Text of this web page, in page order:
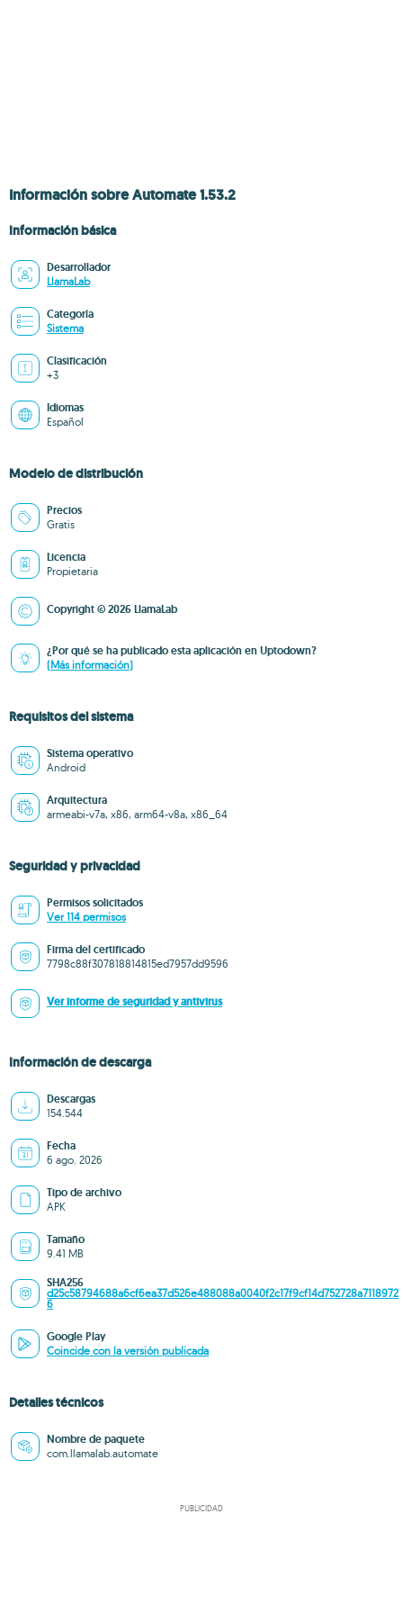
Información sobre Automate 1.53.2
Información básica
Desarrollador
LlamaLab
Categoría
Sistema
Clasificación
+3
Idiomas
Español
Modelo de distribución
Precios
Gratis
Licencia
Propietaria
Copyright © 2026 LlamaLab
¿Por qué se ha publicado esta aplicación en Uptodown?
(Más información)
Requisitos del sistema
Sistema operativo
Android
Arquitectura
armeabi-v7a, x86, arm64-v8a, x86_64
Seguridad y privacidad
Permisos solicitados
Ver 114 permisos
Firma del certificado
7798c88f307818814815ed7957dd9596
Ver informe de seguridad y antivirus
Información de descarga
Descargas
154.544
Fecha
6 ago. 2026
Tipo de archivo
APK
Tamaño
9.41 MB
SHA256
d25c58794688a6cf6ea37d526e488088a0040f2c17f9cf14d752728a7118972
6
Google Play
Coincide con la versión publicada
Detalles técnicos
Nombre de paquete
com.llamalab.automate
PUBLICIDAD